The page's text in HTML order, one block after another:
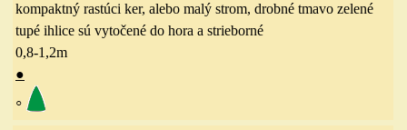
kompaktný rastúci ker, alebo malý strom, drobné tmavo zelené
tupé ihlice sú vytočené do hora a strieborné
0,8-1,2m
●
◦